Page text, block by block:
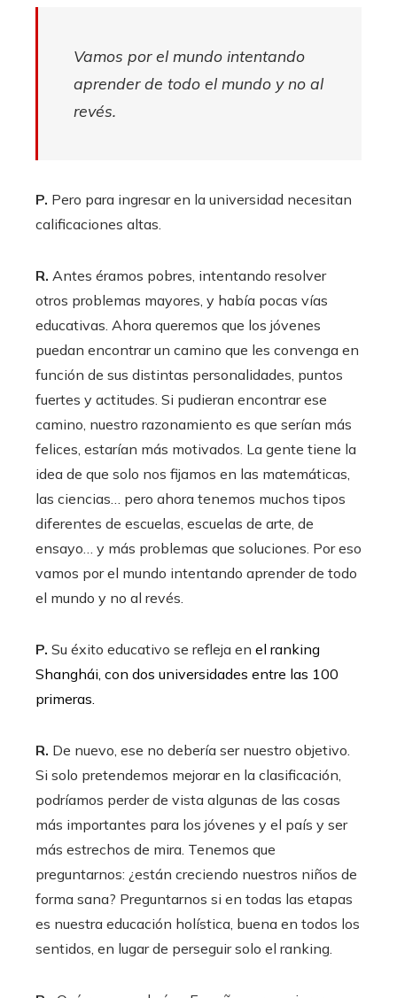
Vamos por el mundo intentando
aprender de todo el mundo y no al
revés.
P. Pero para ingresar en la universidad necesitan
calificaciones altas.
R. Antes éramos pobres, intentando resolver
otros problemas mayores, y había pocas vías
educativas. Ahora queremos que los jóvenes
puedan encontrar un camino que les convenga en
función de sus distintas personalidades, puntos
fuertes y actitudes. Si pudieran encontrar ese
camino, nuestro razonamiento es que serían más
felices, estarían más motivados. La gente tiene la
idea de que solo nos fijamos en las matemáticas,
las ciencias… pero ahora tenemos muchos tipos
diferentes de escuelas, escuelas de arte, de
ensayo… y más problemas que soluciones. Por eso
vamos por el mundo intentando aprender de todo
el mundo y no al revés.
P. Su éxito educativo se refleja en el ranking
Shanghái, con dos universidades entre las 100
primeras.
R. De nuevo, ese no debería ser nuestro objetivo.
Si solo pretendemos mejorar en la clasificación,
podríamos perder de vista algunas de las cosas
más importantes para los jóvenes y el país y ser
más estrechos de mira. Tenemos que
preguntarnos: ¿están creciendo nuestros niños de
forma sana? Preguntarnos si en todas las etapas
es nuestra educación holística, buena en todos los
sentidos, en lugar de perseguir solo el ranking.